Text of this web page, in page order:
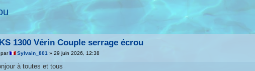
1300 Vérin Couple serrage écrou
Mpar Sylvain_801 »29 juin 2026, 12:38
à toutes et tous